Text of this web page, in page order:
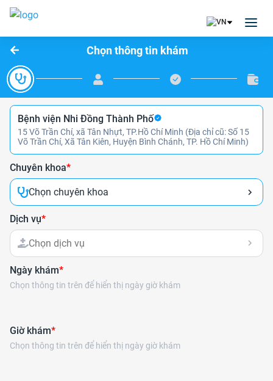
Chọn thông tin khám
Bệnh viện Nhi Đồng Thành Phố
15 Võ Trần Chí, xã Tân Nhựt, TP.Hồ Chí Minh (Địa chỉ cũ: Số 15
Võ Trần Chí, Xã Tân Kiên, Huyện Bình Chánh, TP. Hồ Chí Minh)
Chuyên khoa*
Chọn chuyên khoa
Dịch vụ*
Chọn dịch vụ
Ngày khám*
Chọn thông tin trên để hiển thị ngày giờ khám
Giờ khám*
Chọn thông tin trên để hiển thị ngày giờ khám